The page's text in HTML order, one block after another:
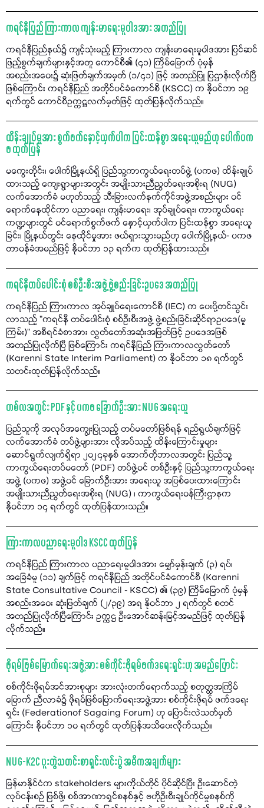
ကရင်နီပြည် ကြားကာလ ကျန်းမာရေးမူဝါဒအား အတည်ပြု
ကရင်နီပြည်နယ်၌ ကျင့်သုံးမည့် ကြားကာလ ကျန်းမာရေးမူဝါဒအား ပြင်ဆင်
ဖြည့်စွက်ချက်များနှင့်အတူ ကောင်စီ၏ (၄၁) ကြိမ်မြောက် ပုံမှန်
အစည်းအဝေး၌ ဆုံးဖြတ်ချက်အမှတ် (၁/၄၁) ဖြင့် အတည်ပြု ပြဌာန်းလိုက်ပြီ
ဖြစ်ကြောင်း ကရင်နီပြည် အတိုင်ပင်ခံကောင်စီ (KSCC) က နိုဝင်ဘာ ၁၉
ရက်တွင် ကောင်စီဥက္ကဋ္ဌလက်မှတ်ဖြင့် ထုတ်ပြန်လိုက်သည်။
ထိန်းချုပ်မှုအား စွက်ဖက်နှောင့်ယှက်ပါက ပြင်းထန်စွာ အရေးယူမည်ဟု ပေါက်ပက
ဖ ထုတ်ပြန်
မကွေးတိုင်း၊ ပေါက်မြို့နယ်ရှိ ပြည်သူ့ကာကွယ်ရေးတပ်ဖွဲ့ (ပကဖ) ထိန်းချုပ်
ထားသည့် ကျေးရွာများအတွင်း အမျိုးသားညီညွတ်ရေးအစိုးရ (NUG)
လက်အောက်ခံ မဟုတ်သည့် သီးခြားလက်နက်ကိုင်အဖွဲ့အစည်းများ ဝင်
ရောက်နေထိုင်ကာ ပညာရေး၊ ကျန်းမာရေး၊ အုပ်ချုပ်ရေး၊ ကာကွယ်ရေး
ကဏ္ဍများတွင် ဝင်ရောက်စွက်ဖက် နှောင့်ယှက်ပါက ပြင်းထန်စွာ အရေးယူ
ခြင်း၊ မြို့နယ်တွင်း နေထိုင်မှုအား ဖယ်ရှားသွားမည်ဟု ပေါက်မြို့နယ်- ပကဖ
တာဝန်ခံအမည်ဖြင့် နိုဝင်ဘာ ၁၃ ရက်က ထုတ်ပြန်ထားသည်။
ကရင်နီတပ်ပေါင်းစုံ စစ်ဦးစီးအဖွဲ့ ဖွဲ့စည်းခြင်းဥပဒေ အတည်ပြု
ကရင်နီပြည် ကြားကာလ အုပ်ချုပ်ရေးကောင်စီ (IEC) က ပေးပို့တင်သွင်း
လာသည့် "ကရင်နီ တပ်ပေါင်းစုံ စစ်ဦးစီးအဖွဲ့ ဖွဲ့စည်းခြင်းဆိုင်ရာဥပဒေ(မူ
ကြမ်း)” အစီရင်ခံစာအား လွှတ်တော်အဆုံးအဖြတ်ဖြင့် ဥပဒေအဖြစ်
အတည်ပြုလိုက်ပြီ ဖြစ်ကြောင်း ကရင်နီပြည် ကြားကာလလွှတ်တော်
(Karenni State Interim Parliament) က နိုဝင်ဘာ ၁၈ ရက်တွင်
သတင်းထုတ်ပြန်လိုက်သည်။
တစ်လအတွင်း PDF နှင့် ပကဖ ခြောက်ဦးအား NUG အရေးယူ
ပြည်သူကို အလုပ်အကျွေးပြုသည့် တပ်မတော်ဖြစ်ရန် ရည်ရွယ်ချက်ဖြင့်
လက်အောက်ခံ တပ်ဖွဲ့များအား လိုအပ်သည့် ထိန်းကြောင်းမှုများ
ဆောင်ရွက်လျက်ရှိရာ ၂၀၂၄ခုနှစ် အောက်တိုဘာလအတွင်း ပြည်သူ့
ကာကွယ်ရေးတပ်မတော် (PDF) တပ်ဖွဲ့ဝင် တစ်ဦးနှင့် ပြည်သူ့ကာကွယ်ရေး
အဖွဲ့ (ပကဖ) အဖွဲ့ဝင် ခြောက်ဦးအား အရေးယူ အပြစ်ပေးထားကြောင်း
အမျိုးသားညီညွတ်ရေးအစိုးရ (NUG) ၊ ကာကွယ်ရေးဝန်ကြီးဌာနက
နိုဝင်ဘာ ၁၄ ရက်တွင် ထုတ်ပြန်ထားသည်။
ကြားကာလပညာရေးမူဝါဒ KSCC ထုတ်ပြန်
ကရင်နီပြည် ကြားကာလ ပညာရေးမူဝါဒအား မျှော်မှန်းချက် (၃) ရပ်၊
အခြေခံမူ (၁၁) ချက်ဖြင့် ကရင်နီပြည် အတိုင်ပင်ခံကောင်စီ (Karenni
State Consultative Council - KSCC) ၏ (၃၉) ကြိမ်မြောက် ပုံမှန်
အစည်းအဝေး ဆုံးဖြတ်ချက် (၂/၃၉) အရ နိုဝင်ဘာ ၂ ရက်တွင် စတင်
အတည်ပြုလိုက်ပြီကြောင်း ဥက္ကဌ ဦးအောင်ဆန်းမြင့်အမည်ဖြင့် ထုတ်ပြန်
လိုက်သည်။
ဖိုရမ်ဖြစ်မြောက်ရေးအဖွဲ့အား စစ်ကိုင်းဖိုရမ်ဖက်ဒရေးရှင်းဟု အမည်ပြောင်း
စစ်ကိုင်းဖိုရမ်အင်အားစုများ အားလုံးတက်ရောက်သည့် စတုတ္ထအကြိမ်
မြောက် ညီလာခံ၌ ဖိုရမ်ဖြစ်မြောက်ရေးအဖွဲ့အား စစ်ကိုင်းဖိုရမ် ဖက်ဒရေး
ရှင်း (Federationof Sagaing Forum) ဟု ပြောင်းလဲသတ်မှတ်
ကြောင်း နိုဝင်ဘာ ၁၀ ရက်တွင် ထုတ်ပြန်အသိပေးလိုက်သည်။
NUG-K2C ပူးတွဲသတင်းစာရှင်းလင်းပွဲ အဓိကအချက်များ
မြန်မာနိုင်ငံက stakeholders များကိုယ်တိုင် ပိုင်ဆိုင်ပြီး ဦးဆောင်တဲ့
လုပ်ငန်းစဉ် ဖြစ်ဖို့၊ စစ်အာဏာရှင်စနစ်နှင့် ဗဟိုဦးစီးချုပ်ကိုင်မှုစနစ်ကို